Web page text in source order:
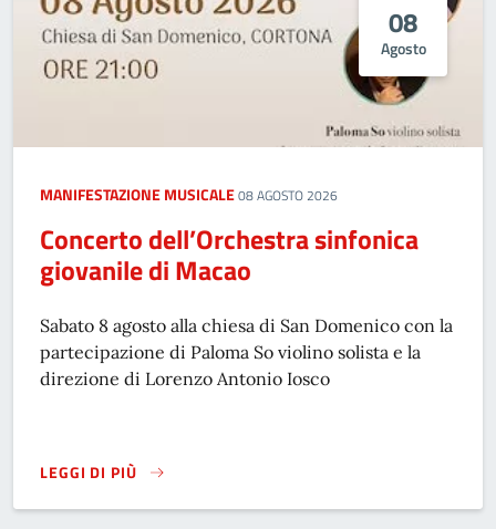
08
Agosto
MANIFESTAZIONE MUSICALE08 AGOSTO 2026
Concerto dell’Orchestra sinfonica
giovanile di Macao
Sabato 8 agosto alla chiesa di San Domenico con la
partecipazione di Paloma So violino solista e la
direzione di Lorenzo Antonio Iosco
LEGGI DI PIÙ
CONCERTO DELL’ORCHESTRA SINFONICA GIOVANILE DI